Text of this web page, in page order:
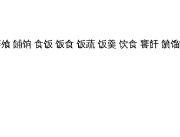
餔饷 食饭 饭食 饭蔬 饭羹 饮食 饔飦 饙馏